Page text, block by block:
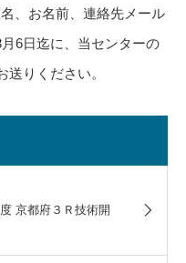
、お名前、連絡先メール
6日迄に、当センターの
送りください。
京都府３Ｒ技術開